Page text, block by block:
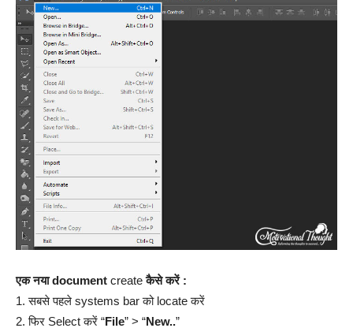
एक नया document createकैसे करें :
1. सबसे पहले systems bar को locate करें
2. फिर Select करें “File” > “New..”